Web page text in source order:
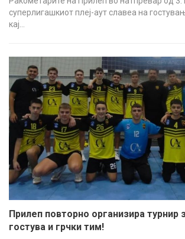
суперлигашкиот плеј-аут славеа на
кај…
Прилеп повторно организира турнир
гостува и грчки тим!